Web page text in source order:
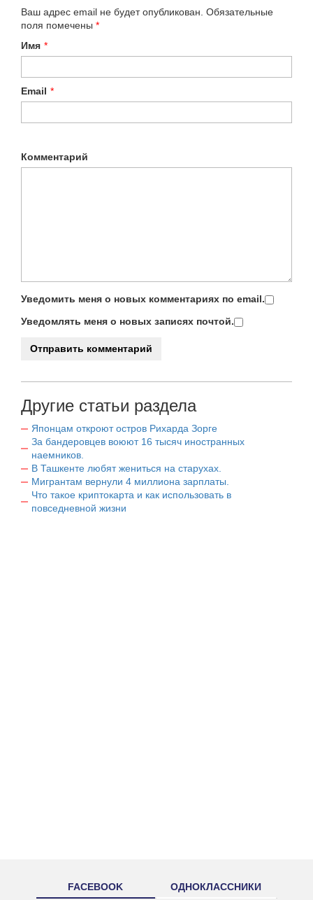
Ваш адрес email не будет опубликован. Обязательные
поля помечены *
Имя *
Email *
Комментарий
Уведомить меня о новых комментариях по email.
Уведомлять меня о новых записях почтой.
Другие статьи раздела
Японцам откроют остров Рихарда Зорге
За бандеровцев воюют 16 тысяч иностранных
наемников.
В Ташкенте любят жениться на старухах.
Мигрантам вернули 4 миллиона зарплаты.
Что такое криптокарта и как использовать в
повседневной жизни
FACEBOOK ОДНОКЛАССНИКИ